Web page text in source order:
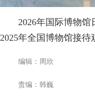
2026年国际博物
2025年全国博物馆接
编辑：周欣
责编：韩巍